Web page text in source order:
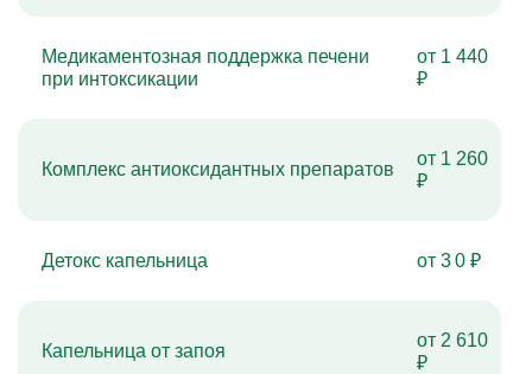
Медикаментозная поддержка печени
при интоксикации
от 1 440
₽
Комплекс антиоксидантных препаратов
от 1 260
₽
Детокс капельница от 3 0 ₽
Капельница от запоя
от 2 610
₽